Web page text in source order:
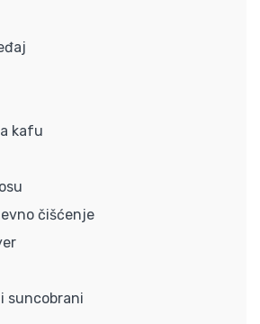
kafu
čišćenje
suncobrani